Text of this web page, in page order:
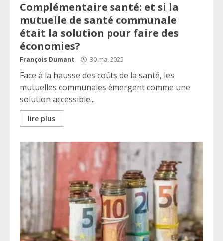
Complémentaire santé: et si la
mutuelle de santé communale
était la solution pour faire des
économies?
François Dumant 30 mai 2025
Face à la hausse des coûts de la santé, les
mutuelles communales émergent comme une
solution accessible...
lire plus